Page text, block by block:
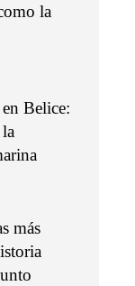
la
Belice:
la
más